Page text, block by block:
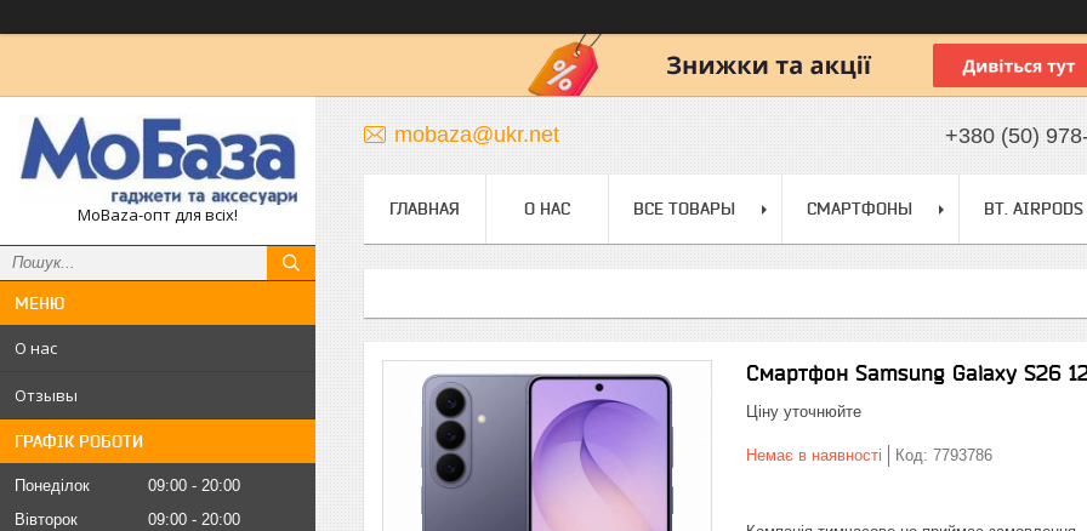
MoBaza-опт для всіх!
О нас
Отзывы
ГРАФІК РОБОТИ
Понеділок 09:00
20:00
Вівторок
09:00
20:00
mobaza@ukr.net +380 (50)
ГЛАВНАЯ О НАС ВСЕ ТОВАРЫ СМАРТФОНЫ BT.
Смартфон Samsung Galaxy S26
Ціну уточнюйте
Немає в наявності Код: 7793786